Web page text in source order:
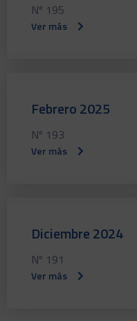
Nº 195
Ver más
Febrero 2025
Nº 193
Ver más
Diciembre 2024
Nº 191
Ver más